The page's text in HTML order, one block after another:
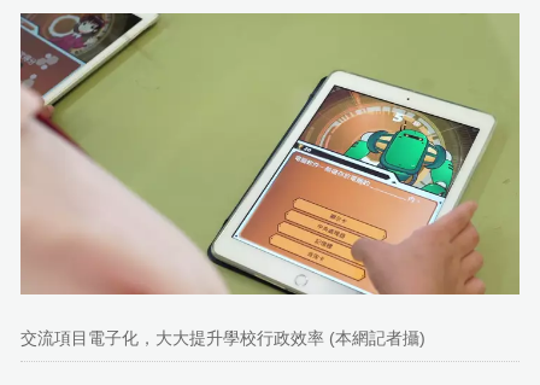
交流項目電子化，大大提升學校行政效率 (本網記者攝)